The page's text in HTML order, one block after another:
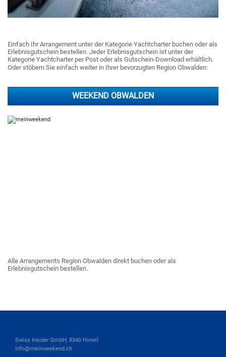
Einfach Ihr Arrangement unter der Kategorie Yachtcharter buchen oder als
Erlebnisgutschein bestellen. Jeder Erlebnisgutschein ist unter der
Kategorie Yachtcharter per Post oder als Gutschein-Download erhältlich.
Oder stöbern Sie einfach weiter in Ihrer bevorzugten Region Obwalden:
WEEKEND OBWALDEN
Alle Arrangements Region Obwalden direkt buchen oder als
Erlebnisgutschein bestellen.
Swiss Insider GmbH, 8340 Hinwil
info@meinweekend.ch